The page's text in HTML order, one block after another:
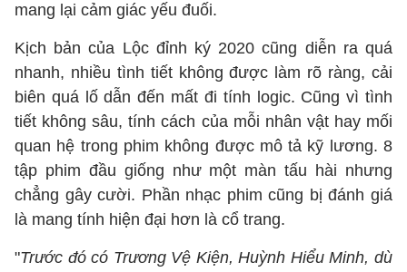
mang lại cảm giác yếu đuối.
Kịch bản của Lộc đỉnh ký 2020 cũng diễn ra quá
nhanh, nhiều tình tiết không được làm rõ ràng, cải
biên quá lố dẫn đến mất đi tính logic. Cũng vì tình
tiết không sâu, tính cách của mỗi nhân vật hay mối
quan hệ trong phim không được mô tả kỹ lương. 8
tập phim đầu giống như một màn tấu hài nhưng
chẳng gây cười. Phần nhạc phim cũng bị đánh giá
là mang tính hiện đại hơn là cổ trang.
"Trước đó có Trương Vệ Kiện, Huỳnh Hiểu Minh, dù